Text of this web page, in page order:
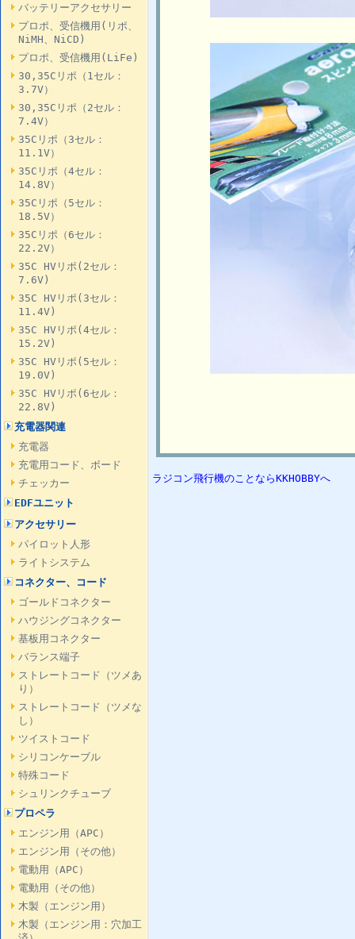
バッテリーアクセサリー
プロポ、受信機用(リポ、
NiMH、NiCD)
プロポ、受信機用(LiFe)
30,35Cリポ（1セル：
3.7V）
30,35Cリポ（2セル：
7.4V）
35Cリポ（3セル：
11.1V）
35Cリポ（4セル：
14.8V）
35Cリポ（5セル：
18.5V）
35Cリポ（6セル：
22.2V）
35C HVリポ(2セル：
7.6V)
35C HVリポ(3セル：
11.4V)
35C HVリポ(4セル：
15.2V)
35C HVリポ(5セル：
19.0V)
35C HVリポ(6セル：
22.8V)
充電器関連
充電器
充電用コード、ボード
チェッカー
EDFユニット
アクセサリー
パイロット人形
ライトシステム
コネクター、コード
ゴールドコネクター
ハウジングコネクター
基板用コネクター
バランス端子
ストレートコード（ツメあ
り）
ストレートコード（ツメな
し）
ツイストコード
シリコンケーブル
特殊コード
シュリンクチューブ
プロペラ
エンジン用（APC）
エンジン用（その他）
電動用（APC）
電動用（その他）
木製（エンジン用）
木製（エンジン用：穴加工
ラジコン飛行機のことならKKHOBBYへ